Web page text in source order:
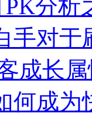
分析
手对于
成长
何成为